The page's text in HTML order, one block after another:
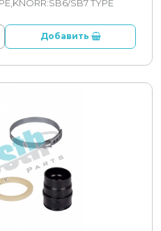
SB7 TYPE
Добавить